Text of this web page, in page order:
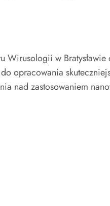
Wirusologii w
opracowania
nad zastosowaniem